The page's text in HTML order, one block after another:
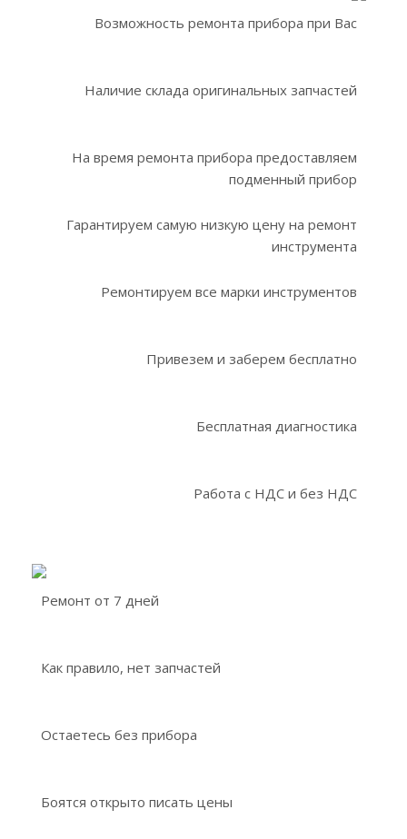
Возможность ремонта прибора при Вас
Наличие склада оригинальных запчастей
На время ремонта прибора предоставляем
подменный прибор
Гарантируем самую низкую цену на ремонт
инструмента
Ремонтируем все марки инструментов
Привезем и заберем бесплатно
Бесплатная диагностика
Работа с НДС и без НДС
Ремонт от 7 дней
Как правило, нет запчастей
Остаетесь без прибора
Боятся открыто писать цены